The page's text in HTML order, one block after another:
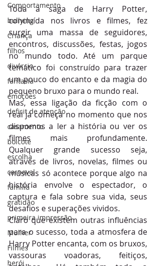
Comportamento
bullying
Criança
filhos
divórcio
fantasia
emoções
deficit de atenção
casamento
boicote
escolha
carnaval
família
gratidão
primeira impressão
Mulher
Filmes
herói
Toda a saga de Harry Potter,
concluída nos livros e filmes, fez
surgir uma massa de seguidores,
encontros, discussões, festas, jogos
no mundo todo. Até um parque
temático foi construído para trazer
um pouco do encanto e da magia do
pequeno bruxo para o mundo real.
Mas, essa ligação da ficção com o
real já começa no momento que nos
dispomos a ler a história ou ver os
filmes mais profundamente.
Qualquer grande sucesso seja,
através de livros, novelas, filmes ou
músicas só acontece porque algo na
história envolve o espectador, o
captura e fala sobre sua vida, seus
desafios e superações vividos.
Claro que existem outras influências
para o sucesso, toda a atmosfera de
Harry Potter encanta, com os bruxos,
vassouras voadoras, feitiços,